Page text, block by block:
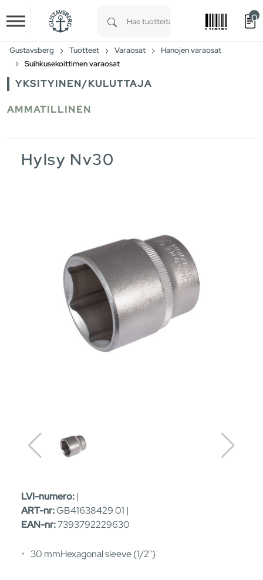
Skip to main content
0
Gustavsberg Tuotteet Varaosat
Hanojen varaosat
Suihkusekoittimen varaosat
YKSITYINEN/KULUTTAJA
AMMATILLINEN
Hylsy Nv30
LVI-numero:|
ART-nr:GB41638429 01 |
EAN-nr:7393792229630
30 mmHexagonal sleeve (1/2")